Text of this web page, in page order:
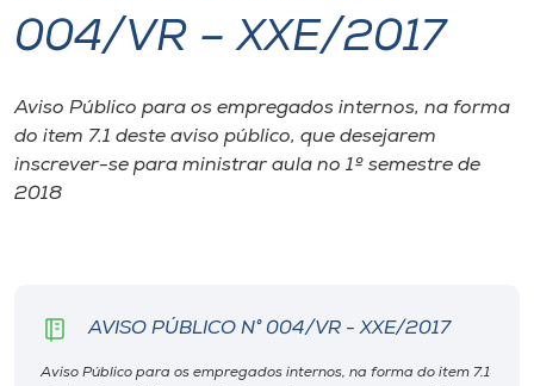
I.nova
Diplomados
Cultura
Biblioteca
004/VR – XXE/2017
Aviso Público para os empregados internos, na forma
do item 7.1 deste aviso público, que desejarem
inscrever-se para ministrar aula no 1º semestre de
2018
AVISO PÚBLICO N° 004/VR - XXE/2017
Aviso Público para os empregados internos, na forma do item 7.1